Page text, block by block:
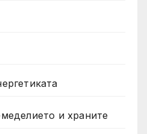
и храните